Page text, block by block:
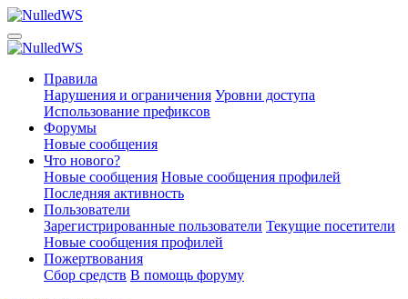
Правила
Нарушения и ограничения Уровни доступа
Использование префиксов
Форумы
Новые сообщения
Что нового?
Новые сообщения Новые сообщения профилей
Последняя активность
Пользователи
Зарегистрированные пользователи Текущие посетители
Новые сообщения профилей
Пожертвования
Сбор средств В помощь форуму